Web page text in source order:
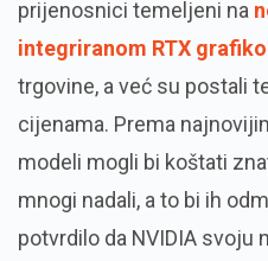
prijenosnici temeljeni na
integriranom RTX
trgovine, a već su postali
cijenama. Prema
modeli mogli bi koštati
mnogi nadali, a to bi ih
potvrdilo da NVIDIA svoju